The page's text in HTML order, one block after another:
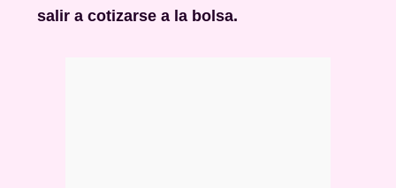
salir a cotizarse a la bolsa.